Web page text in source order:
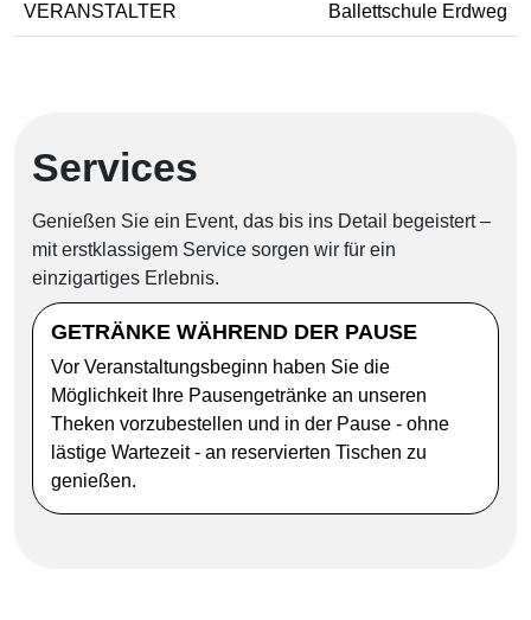
VERANSTALTER Ballettschule Erdweg
Services
Genießen Sie ein Event, das bis ins Detail begeistert –
mit erstklassigem Service sorgen wir für ein
einzigartiges Erlebnis.
GETRÄNKE WÄHREND DER PAUSE
Vor Veranstaltungsbeginn haben Sie die
Möglichkeit Ihre Pausengetränke an unseren
Theken vorzubestellen und in der Pause - ohne
lästige Wartezeit - an reservierten Tischen zu
genießen.